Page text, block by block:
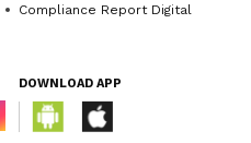
Compliance Report Digital
DOWNLOAD APP